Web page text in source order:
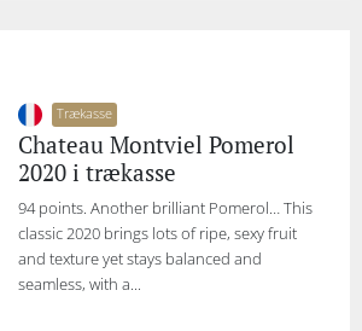
Trækasse
Chateau Montviel Pomerol
2020 i trækasse
94 points. Another brilliant Pomerol… This
classic 2020 brings lots of ripe, sexy fruit
and texture yet stays balanced and
seamless, with a...